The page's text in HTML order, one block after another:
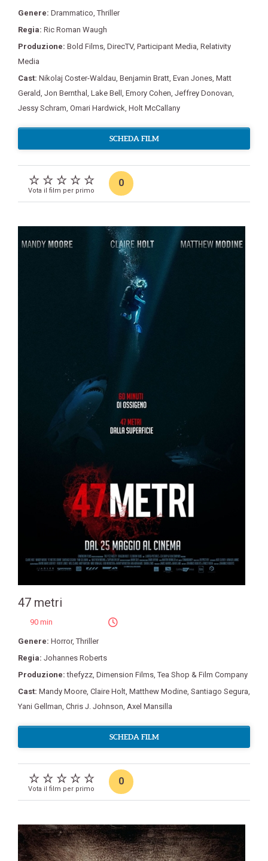
Genere: Drammatico ,Thriller
Regia: Ric Roman Waugh
Produzione: Bold Films DirecTV, Participant Media Relativity
Media
Cast: Nikolaj Coster-Waldau Benjamin Bratt Evan Jones Matt
Gerald Jon Bernthal Lake Bell Emory Cohen Jeffrey Donovan
Jessy Schram Omari Hardwick Holt McCallany
SCHEDA FILM
Vota il film per primo
0
47 metri
90 min
Genere: Horror,Thriller
Regia: Johannes Roberts
Produzione:thefyzz, Dimension Films,Tea Shop & Film Company
Cast: Mandy Moore, Claire Holt, Matthew Modine, Santiago Segura,
Yani Gellman, Chris J. Johnson, Axel Mansilla
SCHEDA FILM
Vota il film per primo
0